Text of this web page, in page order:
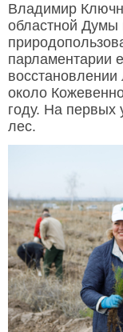
Владимир
областной Думы
парламентарии
около
году. На первых
лес.